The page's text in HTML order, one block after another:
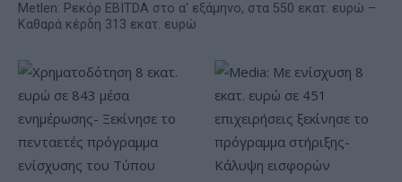
Metlen: Ρεκόρ EBITDA στο α' εξάμηνο, στα 550 εκατ. ευρώ –
Καθαρά κέρδη 313 εκατ. ευρώ